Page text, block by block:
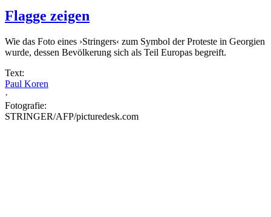
Flagge zeigen
Wie das Foto eines ›Stringers‹ zum Symbol der Proteste in Georgien
wurde, dessen Bevölkerung sich als Teil Europas begreift.
Text:
Paul Koren
·
Fotografie:
STRINGER/AFP/picturedesk.com